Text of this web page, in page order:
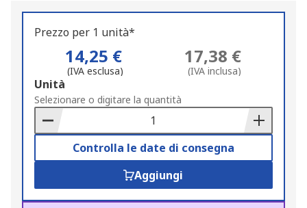
Prezzo per 1 unità*
14,25 €
(IVA esclusa)
17,38 €
(IVA inclusa)
Add
to
Basket
Unità
Selezionare o digitare la quantità
Controlla le date di consegna
Aggiungi